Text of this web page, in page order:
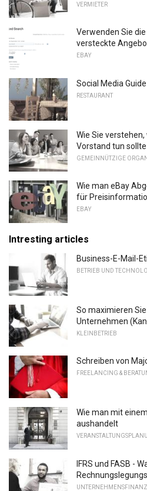
VERMIETER
Verwenden Sie
versteckte
EBAY
Social Media
RESTAURANT
Wie Sie
Vorstand tun sollte
GEMEINNÜTZIGE
Wie man eBay
für
EBAY
Intresting articles
Business-E-Mail-
BETRIEB UND
So maximieren
Unternehmen
KLEINBETRIEB
Schreiben von
FREELANCING &
Wie man mit
aushandelt
IFRS und FASB -